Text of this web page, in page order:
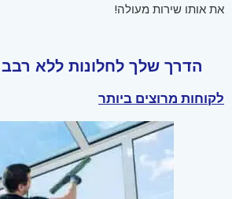
את אותו שירות מעולה!
הדרך שלך לחלונות ללא
לקוחות מרוצים ביותר